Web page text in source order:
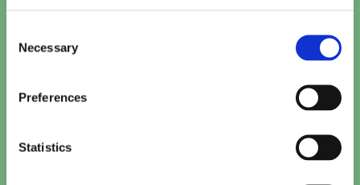
Selection
Necessary
Preferences
Statistics
Minions & Monsters (NL)
TICKETS